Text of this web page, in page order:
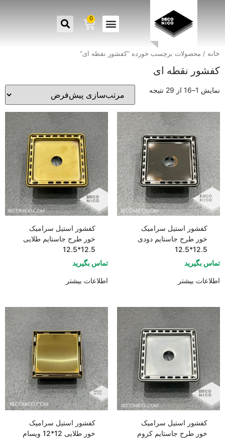
0
خانه / محصولات برچسب خورده “کفشور نقطه ای”
کفشور نقطه ای
نمایش 1–16 از 29 نتیجه
کفشور استیل سرامیک
خور طرح جاستایم دودی
12.5*12.5
تماس بگیرید
اطلاعات بیشتر
کفشور استیل سرامیک
خور طرح جاستایم طلایی
12.5*12.5
تماس بگیرید
اطلاعات بیشتر
کفشور استیل سرامیک
خور طرح جاستایم کروم
کفشور استیل سرامیک
خور طلایی 12*12 ویسام